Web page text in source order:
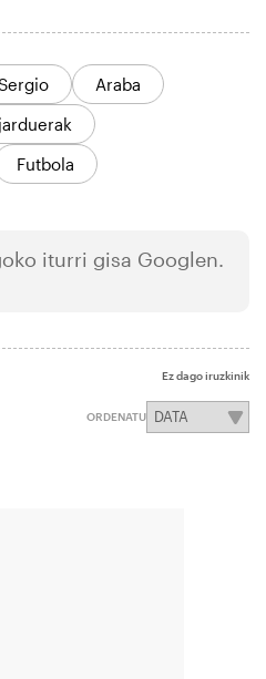
Araba
Futbola
iturri gisa Googlen.
Ez dago iruzkinik
ORDENATU